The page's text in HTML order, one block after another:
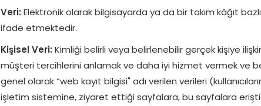
Veri: Elektronik olarak bilgisayarda ya da bir takım kâğıt
ifade etmektedir.
Kişisel Veri: Kimliği belirli veya belirlenebilir gerçek kişiye
müşteri tercihlerini anlamak ve daha iyi hizmet vermek ve
genel olarak “web kayıt bilgisi" adı verilen verileri
işletim sistemine, ziyaret ettiği sayfalara, bu sayfalara